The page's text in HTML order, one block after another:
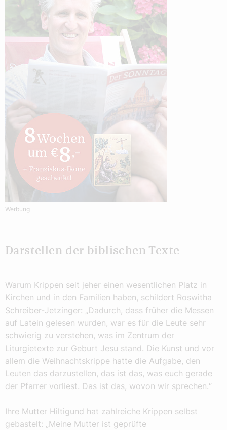
Werbung
Darstellen der biblischen Texte
Warum Krippen seit jeher einen wesentlichen Platz in
Kirchen und in den Familien haben, schildert Roswitha
Schreiber-Jetzinger: „Dadurch, dass früher die Messen
auf Latein gelesen wurden, war es für die Leute sehr
schwierig zu verstehen, was im Zentrum der
Liturgietexte zur Geburt Jesu stand. Die Kunst und vor
allem die Weihnachtskrippe hatte die Aufgabe, den
Leuten das darzustellen, das ist das, was euch gerade
der Pfarrer vorliest. Das ist das, wovon wir sprechen.“
Ihre Mutter Hiltigund hat zahlreiche Krippen selbst
gebastelt: „Meine Mutter ist geprüfte